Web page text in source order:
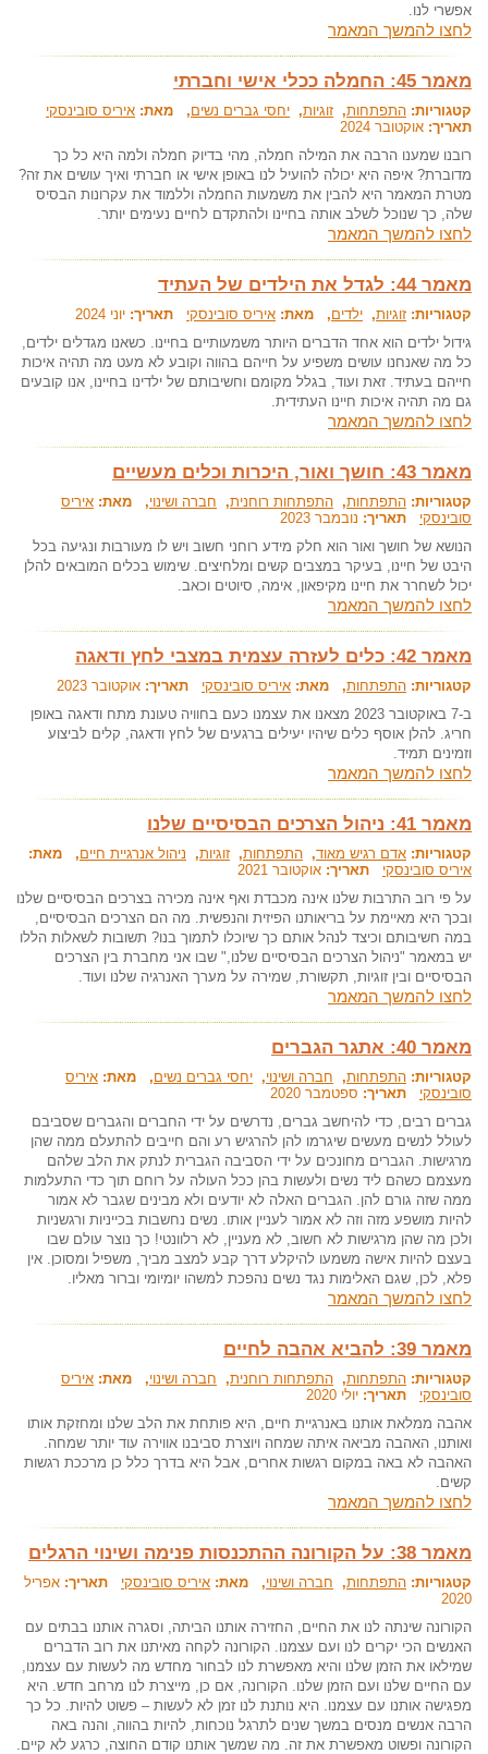
אפשרי לנו.
לחצו להמשך המאמר
מאמר 45: החמלה ככלי אישי וחברתי
קטגוריות: התפתחות, זוגיות, יחסי גברים נשים, מאת: איריס סובינסקי
תאריך: אוקטובר 2024
רובנו שמענו הרבה את המילה חמלה, מהי בדיוק חמלה ולמה היא כל כך
מדוברת? איפה היא יכולה להועיל לנו באופן אישי או חברתי ואיך עושים את זה?
מטרת המאמר היא להבין את משמעות החמלה וללמוד את עקרונות הבסיס
שלה, כך שנוכל לשלב אותה בחיינו ולהתקדם לחיים נעימים יותר.
לחצו להמשך המאמר
מאמר 44: לגדל את הילדים של העתיד
קטגוריות: זוגיות, ילדים, מאת: איריס סובינסקי תאריך: יוני 2024
גידול ילדים הוא אחד הדברים היותר משמעותיים בחיינו. כשאנו מגדלים ילדים,
כל מה שאנחנו עושים משפיע על חייהם בהווה וקובע לא מעט מה תהיה איכות
חייהם בעתיד. זאת ועוד, בגלל מקומם וחשיבותם של ילדינו בחיינו, אנו קובעים
גם מה תהיה איכות חיינו העתידית.
לחצו להמשך המאמר
מאמר 43: חושך ואור, היכרות וכלים מעשיים
קטגוריות: התפתחות, התפתחות רוחנית, חברה ושינוי, מאת: איריס
סובינסקי תאריך: נובמבר 2023
הנושא של חושך ואור הוא חלק מידע רוחני חשוב ויש לו מעורבות ונגיעה בכל
היבט של חיינו, בעיקר במצבים קשים ומלחיצים. שימוש בכלים המובאים להלן
יכול לשחרר את חיינו מקיפאון, אימה, סיוטים וכאב.
לחצו להמשך המאמר
מאמר 42: כלים לעזרה עצמית במצבי לחץ ודאגה
קטגוריות: התפתחות, מאת: איריס סובינסקי תאריך: אוקטובר 2023
ב-7 באוקטובר 2023 מצאנו את עצמנו כעם בחוויה טעונת מתח ודאגה באופן
חריג. להלן אוסף כלים שיהיו יעילים ברגעים של לחץ ודאגה, קלים לביצוע
וזמינים תמיד.
לחצו להמשך המאמר
מאמר 41: ניהול הצרכים הבסיסיים שלנו
קטגוריות: אדם רגיש מאוד, התפתחות, זוגיות, ניהול אנרגיית חיים, מאת:
איריס סובינסקי תאריך: אוקטובר 2021
על פי רוב התרבות שלנו אינה מכבדת ואף אינה מכירה בצרכים הבסיסיים שלנו
ובכך היא מאיימת על בריאותנו הפיזית והנפשית. מה הם הצרכים הבסיסיים,
במה חשיבותם וכיצד לנהל אותם כך שיוכלו לתמוך בנו? תשובות לשאלות הללו
יש במאמר "ניהול הצרכים הבסיסיים שלנו," שבו אני מחברת בין הצרכים
הבסיסיים ובין זוגיות, תקשורת, שמירה על מערך האנרגיה שלנו ועוד.
לחצו להמשך המאמר
מאמר 40: אתגר הגברים
קטגוריות: התפתחות, חברה ושינוי, יחסי גברים נשים, מאת: איריס
סובינסקי תאריך: ספטמבר 2020
גברים רבים, כדי להיחשב גברים, נדרשים על ידי החברים והגברים שסביבם
לעולל לנשים מעשים שיגרמו להן להרגיש רע והם חייבים להתעלם ממה שהן
מרגישות. הגברים מחונכים על ידי הסביבה הגברית לנתק את הלב שלהם
מעצמם כשהם ליד נשים ולעשות בהן ככל העולה על רוחם תוך כדי התעלמות
ממה שזה גורם להן. הגברים האלה לא יודעים ולא מבינים שגבר לא אמור
להיות מושפע מזה וזה לא אמור לעניין אותו. נשים נחשבות בכייניות ורגשניות
ולכן מה שהן מרגישות לא חשוב, לא מעניין, לא רלוונטי! כך נוצר עולם שבו
בעצם להיות אישה משמעו להיקלע דרך קבע למצב מביך, משפיל ומסוכן. אין
פלא, לכן, שגם האלימות נגד נשים נהפכת למשהו יומיומי וברור מאליו.
לחצו להמשך המאמר
מאמר 39: להביא אהבה לחיים
קטגוריות: התפתחות, התפתחות רוחנית, חברה ושינוי, מאת: איריס
סובינסקי תאריך: יולי 2020
אהבה ממלאת אותנו באנרגיית חיים, היא פותחת את הלב שלנו ומחזקת אותו
ואותנו, האהבה מביאה איתה שמחה ויוצרת סביבנו אווירה עוד יותר שמחה.
האהבה לא באה במקום רגשות אחרים, אבל היא בדרך כלל כן מרככת רגשות
קשים.
לחצו להמשך המאמר
מאמר 38: על הקורונה ההתכנסות פנימה ושינוי הרגלים
קטגוריות: התפתחות, חברה ושינוי, מאת: איריס סובינסקי תאריך: אפריל
2020
הקורונה שינתה לנו את החיים, החזירה אותנו הביתה, וסגרה אותנו בבתים עם
האנשים הכי יקרים לנו ועם עצמנו. הקורונה לקחה מאיתנו את רוב הדברים
שמילאו את הזמן שלנו והיא מאפשרת לנו לבחור מחדש מה לעשות עם עצמנו,
עם החיים שלנו ועם הזמן שלנו. הקורונה, אם כן, מייצרת לנו מרחב חדש. היא
מפגישה אותנו עם עצמנו. היא נותנת לנו זמן לא לעשות – פשוט להיות. כל כך
הרבה אנשים מנסים במשך שנים לתרגל נוכחות, להיות בהווה, והנה באה
הקורונה ופשוט מאפשרת את זה. מה שמשך אותנו קודם החוצה, כרגע לא קיים.